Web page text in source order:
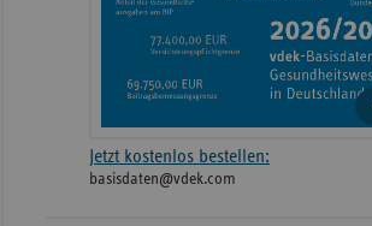
Jetzt kostenlos bestellen:
basisdaten@vdek.com